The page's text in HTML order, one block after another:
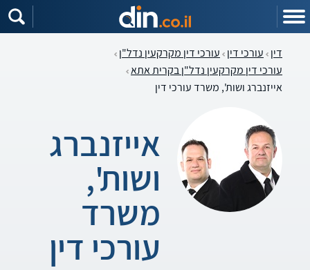
דין עורכי דין עורכי דין מקרקעין נדל"ן
עורכי דין מקרקעין נדל"ן בקרית אתא
אייזנברג ושות', משרד עורכי דין
אייזנברג
ושות',
משרד
עורכי דין